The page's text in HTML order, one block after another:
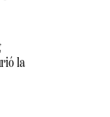
la